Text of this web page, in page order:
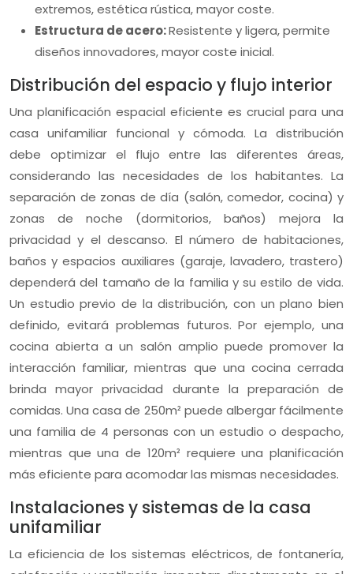
extremos, estética rústica, mayor coste.
Estructura de acero:Resistente y ligera, permite
diseños innovadores, mayor coste inicial.
Distribución del espacio y flujo interior
Una planificación espacial eficiente es crucial para una
casa unifamiliar funcional y cómoda. La distribución
debe optimizar el flujo entre las diferentes áreas,
considerando las necesidades de los habitantes. La
separación de zonas de día (salón, comedor, cocina) y
zonas de noche (dormitorios, baños) mejora la
privacidad y el descanso. El número de habitaciones,
baños y espacios auxiliares (garaje, lavadero, trastero)
dependerá del tamaño de la familia y su estilo de vida.
Un estudio previo de la distribución, con un plano bien
definido, evitará problemas futuros. Por ejemplo, una
cocina abierta a un salón amplio puede promover la
interacción familiar, mientras que una cocina cerrada
brinda mayor privacidad durante la preparación de
comidas. Una casa de 250m² puede albergar fácilmente
una familia de 4 personas con un estudio o despacho,
mientras que una de 120m² requiere una planificación
más eficiente para acomodar las mismas necesidades.
Instalaciones y sistemas de la casa
unifamiliar
La eficiencia de los sistemas eléctricos, de fontanería,